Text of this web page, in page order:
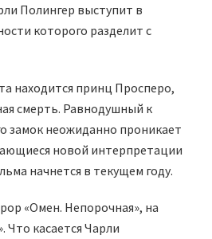
Полингер выступит в
которого разделит с
находится принц Просперо,
смерть. Равнодушный к
замок неожиданно проникает
новой интерпретации
начнется в текущем году.
«Омен. Непорочная», на
Что касается Чарли